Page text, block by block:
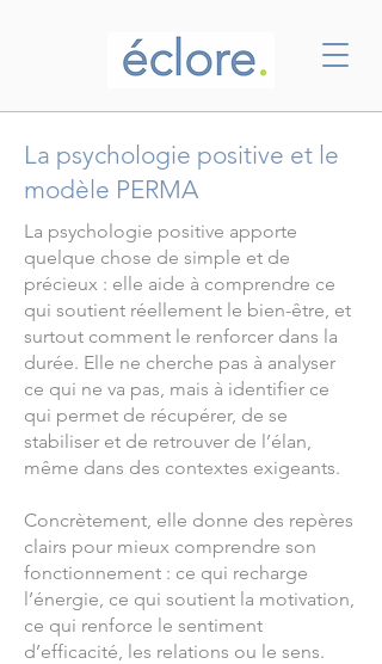
La psychologie positive et le
modèle PERMA
La psychologie positive apporte
quelque chose de simple et de
précieux : elle aide à comprendre ce
qui soutient réellement le bien-être, et
surtout comment le renforcer dans la
durée. Elle ne cherche pas à analyser
ce qui ne va pas, mais à identifier ce
qui permet de récupérer, de se
stabiliser et de retrouver de l’élan,
même dans des contextes exigeants.
Concrètement, elle donne des repères
clairs pour mieux comprendre son
fonctionnement : ce qui recharge
l’énergie, ce qui soutient la motivation,
ce qui renforce le sentiment
d’efficacité, les relations ou le sens.